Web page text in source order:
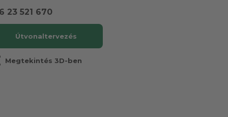
23 521 670
Útvonaltervezés
Megtekintés 3D-ben